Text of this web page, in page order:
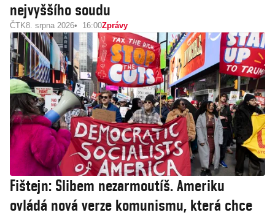
nejvyššího soudu
ČTK8. srpna 2026 16:00Zprávy
Fištejn: Slibem nezarmoutíš. Ameriku
ovládá nová verze komunismu, která chce